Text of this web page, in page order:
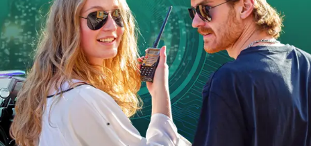
ES
FR UK
IE
IT
NL
Boek tickets
Koop cadeaubonnen